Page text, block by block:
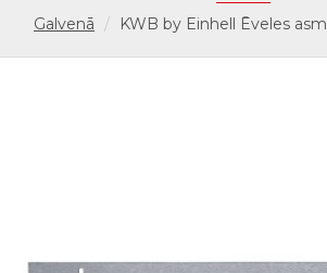
Galvenā KWB by Einhell Ēveles